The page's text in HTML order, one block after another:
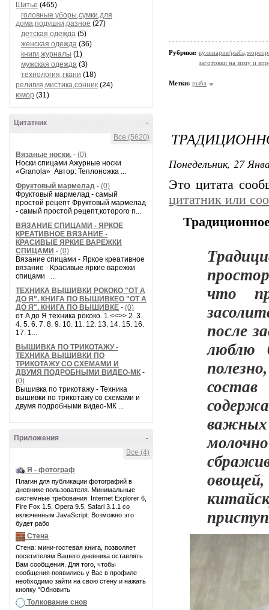
Шитье (465)
головные уборы,сумки,для
дома,подушки,разное (27)
детская одежда (5)
женская одежда (36)
книги,журналы (1)
мужская одежда (3)
технология,ткани (18)
религия,мистика,сонник (24)
юмор (31)
-
Цитатник
Все (5620)
Вязаные носки. - (0)
Носки спицами Ажурные носки
«Granola» Автор: Теплоножка ...
Фруктовый мармелад - (0)
Фруктовый мармелад - самый
простой рецепт Фруктовый мармелад
- самый простой рецепт,которого п...
ВЯЗАНИЕ СПИЦАМИ - ЯРКОЕ
КРЕАТИВНОЕ ВЯЗАНИЕ -
КРАСИВЫЕ ЯРКИЕ ВАРЕЖКИ
СПИЦАМИ - (0)
Вязание спицами - Яркое креативное
вязание - Красивые яркие варежки
спицами ...
ТЕХНИКА ВЫШИВКИ РОКОКО "ОТ А
ДО Я". КНИГА ПО ВЫШИВКЕО "ОТ А
ДО Я". КНИГА ПО ВЫШИВКЕ - (0)
от A до Я техника рококо. 1.<<>> 2. 3.
4. 5. 6. 7. 8. 9. 10. 11. 12. 13. 14. 15. 16.
17. 1...
ВЫШИВКА ПО ТРИКОТАЖУ -
ТЕХНИКА ВЫШИВКИ ПО
ТРИКОТАЖУ СО СХЕМАМИ И
ДВУМЯ ПОДРОБНЫМИ ВИДЕО-МК -
(0)
Вышивка по трикотажу - Техника
вышивки по трикотажу со схемами и
двумя подробными видео-МК ...
-
Приложения
Все (4)
Я - фотограф
Плагин для публикации фотографий в
дневнике пользователя. Минимальные
системные требования: Internet Explorer 6,
Fire Fox 1.5, Opera 9.5, Safari 3.1.1 со
включенным JavaScript. Возможно это
будет рабо
Стена
Стена: мини-гостевая книга, позволяет
посетителям Вашего дневника оставлять
Вам сообщения. Для того, чтобы
сообщения появились у Вас в профиле
необходимо зайти на свою стену и нажать
кнопку "Обновить
Толкование снов
Рубрики: кулинария/
заготовки на зиму и
Метки: рыба
Понедельник, 27
Это цитата
цитатник или
что
после
люблю